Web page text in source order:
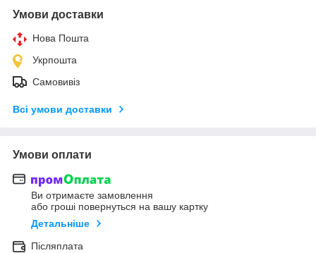
Умови доставки
Нова Пошта
Укрпошта
Самовивіз
Всі умови доставки
Умови оплати
Ви отримаєте замовлення
або гроші повернуться на вашу картку
Детальніше
Післяплата